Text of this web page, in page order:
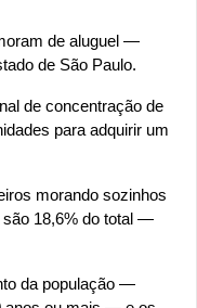
de aluguel —
de São Paulo.
de concentração de
para adquirir um
morando sozinhos
18,6% do total —
da população —